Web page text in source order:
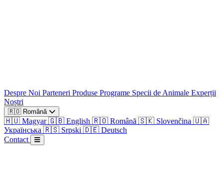
Despre Noi Parteneri Produse Programe Specii de Animale Experții
Noștri
🇷🇴 Română
🇭🇺 Magyar 🇬🇧 English 🇷🇴 Română 🇸🇰 Slovenčina 🇺🇦
Українська 🇷🇸 Srpski 🇩🇪 Deutsch
Contact